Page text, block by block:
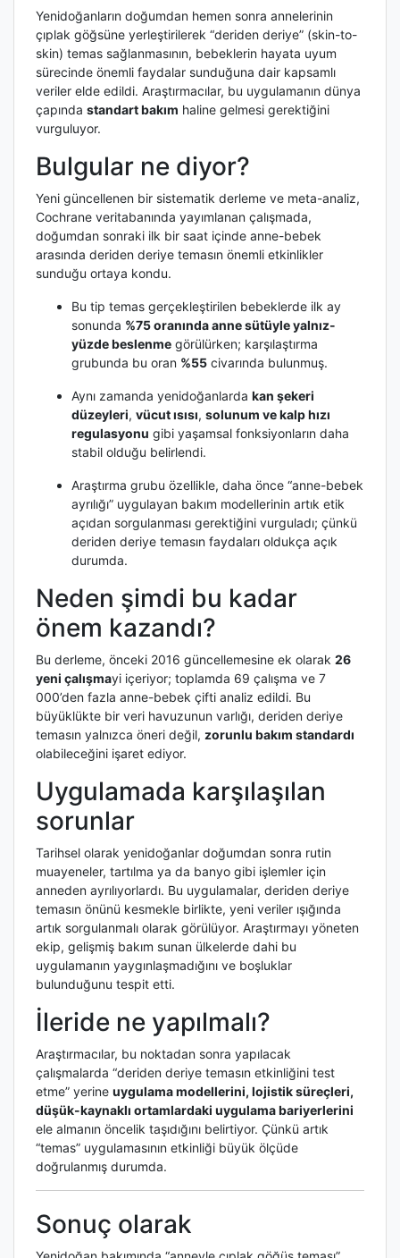
Yenidoğanların doğumdan hemen sonra annelerinin
çıplak göğsüne yerleştirilerek “deriden deriye” (skin-to-
skin) temas sağlanmasının, bebeklerin hayata uyum
sürecinde önemli faydalar sunduğuna dair kapsamlı
veriler elde edildi. Araştırmacılar, bu uygulamanın dünya
çapında standart bakım haline gelmesi gerektiğini
vurguluyor.
Bulgular ne diyor?
Yeni güncellenen bir sistematik derleme ve meta-analiz,
Cochrane veritabanında yayımlanan çalışmada,
doğumdan sonraki ilk bir saat içinde anne-bebek
arasında deriden deriye temasın önemli etkinlikler
sunduğu ortaya kondu.
Bu tip temas gerçekleştirilen bebeklerde ilk ay
sonunda %75 oranında anne sütüyle yalnız-
yüzde beslenme görülürken; karşılaştırma
grubunda bu oran %55 civarında bulunmuş.
Aynı zamanda yenidoğanlarda kan şekeri
düzeyleri, vücut ısısı, solunum ve kalp hızı
regulasyonu gibi yaşamsal fonksiyonların daha
stabil olduğu belirlendi.
Araştırma grubu özellikle, daha önce “anne-bebek
ayrılığı” uygulayan bakım modellerinin artık etik
açıdan sorgulanması gerektiğini vurguladı; çünkü
deriden deriye temasın faydaları oldukça açık
durumda.
Neden şimdi bu kadar
önem kazandı?
Bu derleme, önceki 2016 güncellemesine ek olarak 26
yeni çalışmayi içeriyor; toplamda 69 çalışma ve 7
000’den fazla anne-bebek çifti analiz edildi. Bu
büyüklükte bir veri havuzunun varlığı, deriden deriye
temasın yalnızca öneri değil, zorunlu bakım standardı
olabileceğini işaret ediyor.
Uygulamada karşılaşılan
sorunlar
Tarihsel olarak yenidoğanlar doğumdan sonra rutin
muayeneler, tartılma ya da banyo gibi işlemler için
anneden ayrılıyorlardı. Bu uygulamalar, deriden deriye
temasın önünü kesmekle birlikte, yeni veriler ışığında
artık sorgulanmalı olarak görülüyor. Araştırmayı yöneten
ekip, gelişmiş bakım sunan ülkelerde dahi bu
uygulamanın yaygınlaşmadığını ve boşluklar
bulunduğunu tespit etti.
İleride ne yapılmalı?
Araştırmacılar, bu noktadan sonra yapılacak
çalışmalarda “deriden deriye temasın etkinliğini test
etme” yerine uygulama modellerini, lojistik süreçleri,
düşük-kaynaklı ortamlardaki uygulama bariyerlerini
ele almanın öncelik taşıdığını belirtiyor. Çünkü artık
“temas” uygulamasının etkinliği büyük ölçüde
doğrulanmış durumda.
Sonuç olarak